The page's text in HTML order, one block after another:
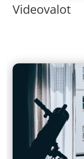
Videovalot